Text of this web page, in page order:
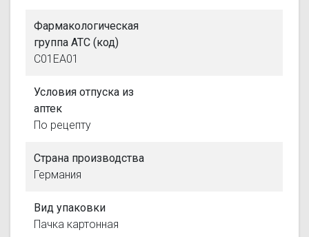
Фармакологическая
группа АТС (код)
C01EA01
Условия отпуска из
аптек
По рецепту
Страна производства
Германия
Вид упаковки
Пачка картонная